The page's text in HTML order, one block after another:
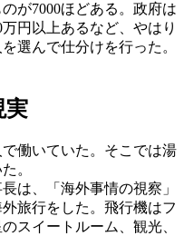
が7000ほどある。政府は
円以上あるなど、やはり
選んで仕分けを行った。
実
働いていた。そこでは湯
。
は、「海外事情の視察」
旅行をした。飛行機はフ
スイートルーム、観光、